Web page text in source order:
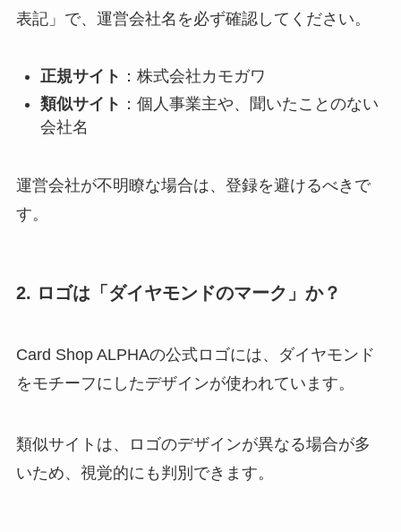
表記」で、運営会社名を必ず確認してください。
正規サイト ：株式会社カモガワ
類似サイト ：個人事業主や、聞いたことのない
会社名
運営会社が不明瞭な場合は、登録を避けるべきで
す。
2. ロゴは「ダイヤモンドのマーク」か？
Card Shop ALPHAの公式ロゴには、ダイヤモンド
をモチーフにしたデザインが使われています。
類似サイトは、ロゴのデザインが異なる場合が多
いため、視覚的にも判別できます。